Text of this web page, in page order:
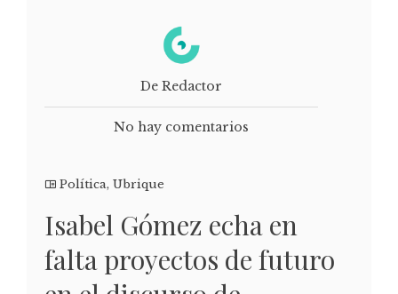
De Redactor
No hay comentarios
Política, Ubrique
Isabel Gómez echa en
falta proyectos de futuro